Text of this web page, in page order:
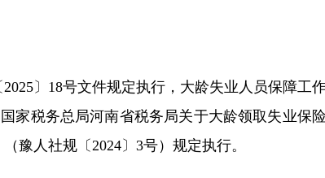
〕18号文件规定执行，大龄失业人员保障工
家税务总局河南省税务局关于大龄领取失业保
豫人社规〔2024〕3号）规定执行。